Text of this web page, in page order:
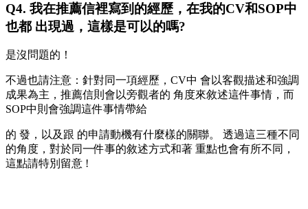
Q4. 我在推薦信裡寫到的經歷，在我的CV和SOP中
也都 出現過，這樣是可以的嗎?
是沒問題的！
不過也請注意：針對同一項經歷，CV中 會以客觀描述和強調
成果為主，推薦信則會以旁觀者的 角度來敘述這件事情，而
SOP中則會強調這件事情帶給
的 發，以及跟 的申請動機有什麼樣的關聯。 透過這三種不同
的角度，對於同一件事的敘述方式和著 重點也會有所不同，
這點請特別留意 !